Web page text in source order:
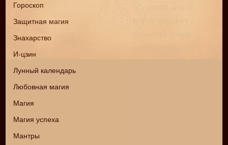
Гороскоп
Защитная магия
Знахарство
И-цзин
Лунный календарь
Любовная магия
Магия
Магия успеха
Мантры